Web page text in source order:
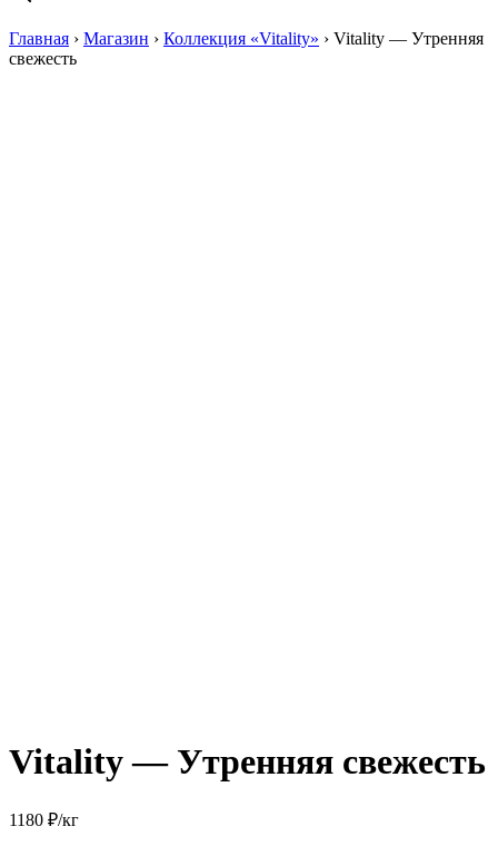
Главная › Магазин › Коллекция «Vitality» › Vitality — Утренняя
свежесть
Vitality — Утренняя свежесть
1180 ₽/кг